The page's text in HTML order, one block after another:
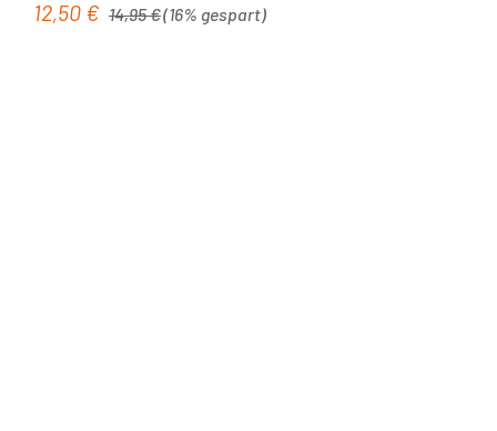
Verkaufspreis:
12,50 € 14,95 €(16% gespart)